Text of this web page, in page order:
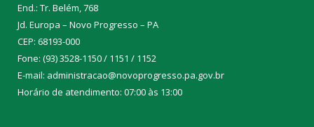
End.: Tr. Belém, 768
Jd. Europa – Novo Progresso – PA
CEP: 68193-000
Fone: (93) 3528-1150 / 1151 / 1152
E-mail: administracao@novoprogresso.pa.gov.br
Horário de atendimento: 07:00 às 13:00